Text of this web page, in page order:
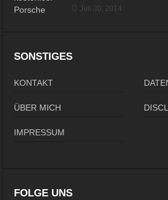
Juli 30, 2014
SONSTIGES
KONTAKT
ÜBER MICH
IMPRESSUM
FOLGE UNS